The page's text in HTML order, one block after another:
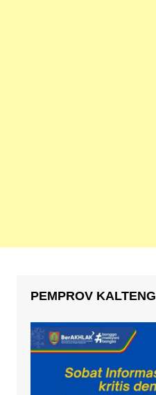
PEMPROV KALTENG